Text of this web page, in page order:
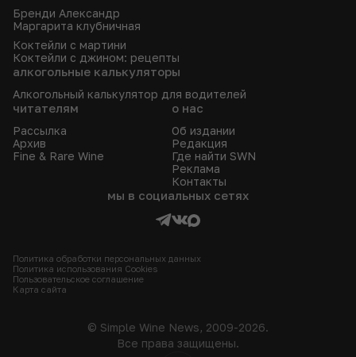
Бренди Александр
Маргарита клубничная
Коктейли с мартини
Коктейли с джином: рецепты
алкогольные калькуляторы
Алкогольный калькулятор для водителей
читателям
Рассылка
Архив
Fine & Rare Wine
о нас
Об издании
Редакция
Где найти SWN
Реклама
Контакты
мы в социальных сетях
Политика обработки персональных данных
Политика использования Сookies
Пользовательское соглашение
Карта сайта
© Simple Wine News, 2009-2026.
Все права защищены.